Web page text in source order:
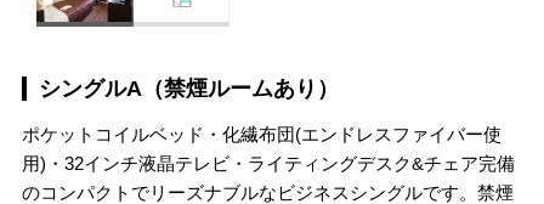
シングルA（禁煙ルームあり）
ポケットコイルベッド・化繊布団(エンドレスファイバー使
用)・32インチ液晶テレビ・ライティングデスク&チェア完備
のコンパクトでリーズナブルなビジネスシングルです。禁煙